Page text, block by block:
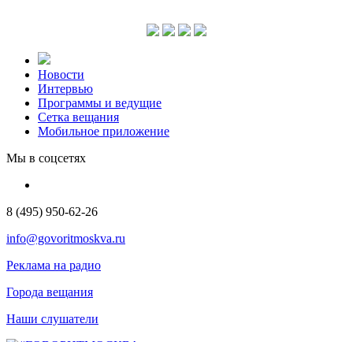
Новости
Интервью
Программы и ведущие
Сетка вещания
Мобильное приложение
Мы в соцсетях
8 (495) 950-62-26
info@govoritmoskva.ru
Реклама на радио
Города вещания
Наши слушатели